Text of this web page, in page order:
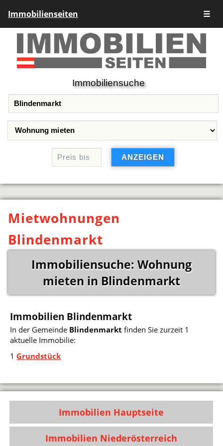
Immobilienseiten ☰
Immobiliensuche
Mietwohnungen
Blindenmarkt
Immobiliensuche: Wohnung
mieten in Blindenmarkt
Immobilien Blindenmarkt
In der Gemeinde Blindenmarkt finden Sie zurzeit 1
aktuelle Immobilie:
1Grundstück
Immobilien Hauptseite
Immobilien Niederösterreich